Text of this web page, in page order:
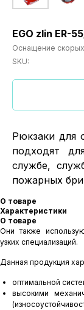
EGO zlin ER-
Оснащение скорых
SKU:
Рюкзаки для
подходят
службе,
пожарных
О товаре
Характеристики
О товаре
Они также
узких специализаций.
Данная продукция
оптимальной
высокими